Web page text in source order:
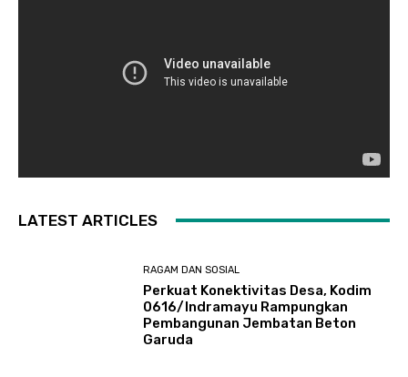
LATEST ARTICLES
RAGAM DAN SOSIAL
​Perkuat Konektivitas Desa, Kodim
0616/Indramayu Rampungkan
Pembangunan Jembatan Beton
Garuda